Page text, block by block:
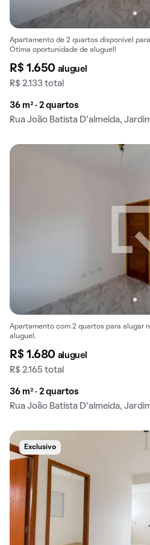
Apartamento de 2 quartos disponível
Ótima oportunidade de aluguel!
R$ 1.650 aluguel
R$ 2.133 total
36 m² · 2 quartos
Rua João Batista D’almeida,
Apartamento com 2 quartos para alugar
aluguel.
R$ 1.680 aluguel
R$ 2.165 total
36 m² · 2 quartos
Rua João Batista D’almeida,
Exclusivo